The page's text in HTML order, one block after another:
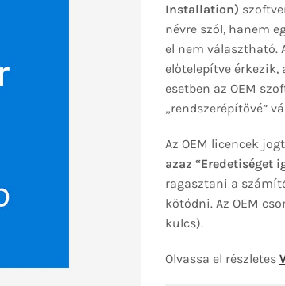
Installation)
névre szól, hanem
el nem választható.
előtelepítve érkezik,
esetben az OEM
„rendszerépítővé”
Az OEM licencek
azaz “Eredetiséget
ragasztani a
kötődni. Az OEM
kulcs).
Olvassa el részletes